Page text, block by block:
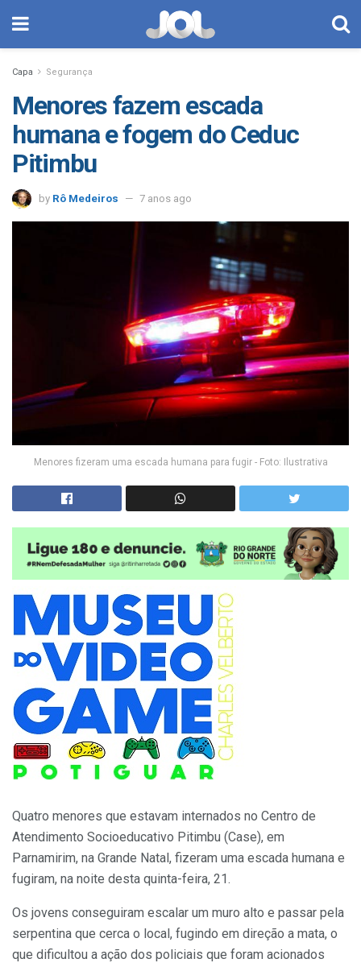
Capa Segurança
Menores fazem escada
humana e fogem do Ceduc
Pitimbu
by Rô Medeiros 7 anos ago
Menores fizeram uma escada humana para fugir - Foto: Ilustrativa
Quatro menores que estavam internados no Centro de
Atendimento Socioeducativo Pitimbu (Case), em
Parnamirim, na Grande Natal, fizeram uma escada humana e
fugiram, na noite desta quinta-feira, 21.
Os jovens conseguiram escalar um muro alto e passar pela
serpentina que cerca o local, fugindo em direção a mata, o
que dificultou a ação dos policiais que foram acionados